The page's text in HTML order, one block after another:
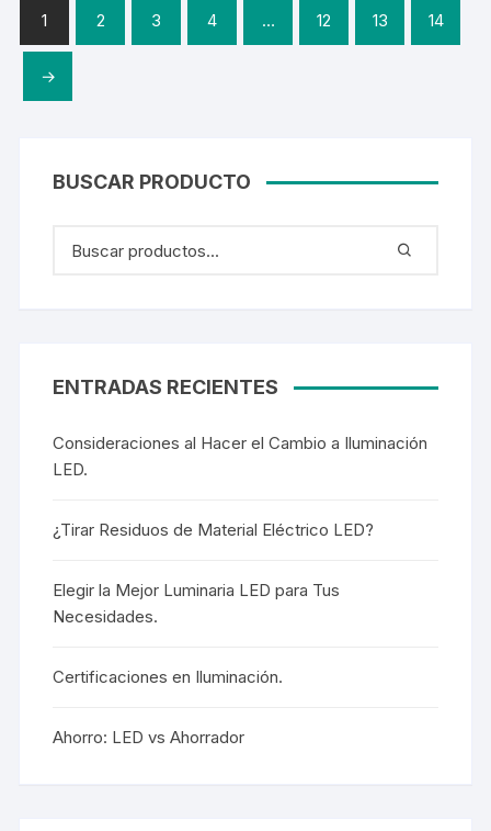
1 2 3 4 … 12 13 14
→
BUSCAR PRODUCTO
ENTRADAS RECIENTES
Consideraciones al Hacer el Cambio a Iluminación
LED.
¿Tirar Residuos de Material Eléctrico LED?
Elegir la Mejor Luminaria LED para Tus
Necesidades.
Certificaciones en Iluminación.
Ahorro: LED vs Ahorrador